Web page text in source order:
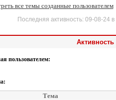
все темы созданные пользователем
Последняя активность: 09-08-24 в
пользователем:
Тема